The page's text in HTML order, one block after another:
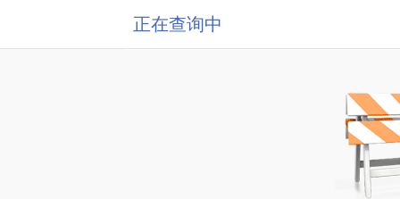
正在查询中